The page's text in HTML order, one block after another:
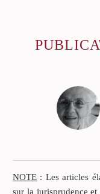
NOTE : Les articles
sur la jurisprudence